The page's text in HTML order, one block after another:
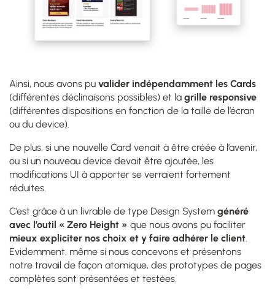
Ainsi, nous avons pu valider indépendamment les Cards
(différentes déclinaisons possibles) et la grille responsive
(différentes dispositions en fonction de la taille de l’écran
ou du device).
De plus, si une nouvelle Card venait à être créée à l’avenir,
ou si un nouveau device devait être ajoutée, les
modifications UI à apporter se verraient fortement
réduites.
C’est grâce à un livrable de type Design System généré
avec l’outil « Zero Height » que nous avons pu faciliter
mieux expliciter nos choix et y faire adhérer le client.
Evidemment, même si nous concevons et présentons
notre travail de façon atomique, des prototypes de pages
complètes sont présentées et testées.